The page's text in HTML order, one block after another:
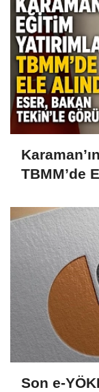
TBMM’de
Son e-